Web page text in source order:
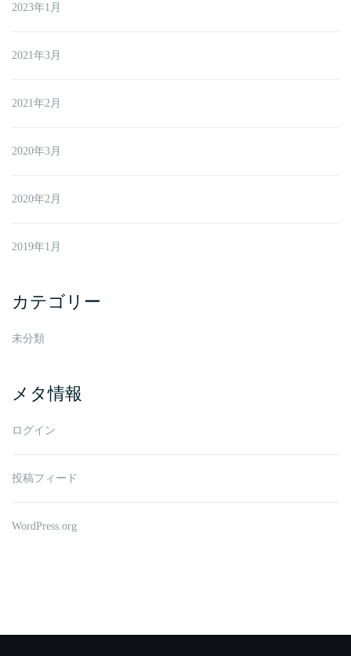
2023年1月
2021年3月
2021年2月
2020年3月
2020年2月
2019年1月
カテゴリー
未分類
メタ情報
ログイン
投稿フィード
WordPress.org